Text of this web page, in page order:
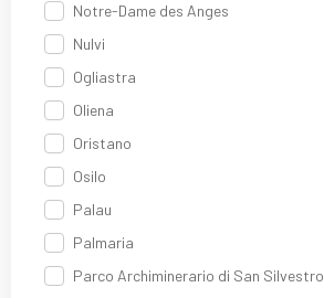
Notre-Dame des Anges
Nulvi
Ogliastra
Oliena
Oristano
Osilo
Palau
Palmaria
Parco Archiminerario di San Silvestro